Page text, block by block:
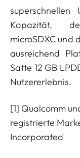
Kapazität,
microSDXC und
ausreichend
Satte 12 GB
Nutzererlebnis.
[1] Qualcomm
registrierte
Incorporated